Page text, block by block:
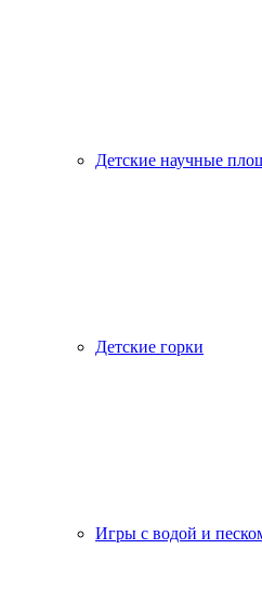
Детские научные
Детские горки
Игры с водой и